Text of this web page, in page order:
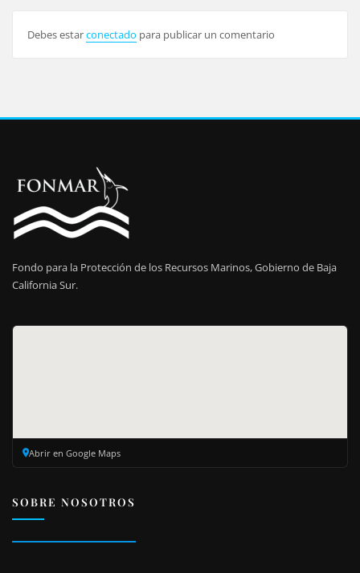
Debes estarconectado para publicar un comentario
Fondo para la Protección de los Recursos Marinos, Gobierno de Baja
California Sur.
Abrir en Google Maps
SOBRE NOSOTROS